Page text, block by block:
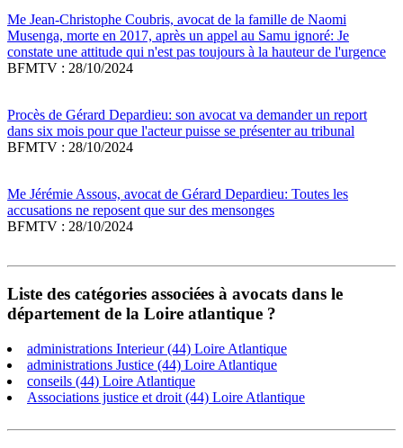
Me Jean-Christophe Coubris, avocat de la famille de Naomi
Musenga, morte en 2017, après un appel au Samu ignoré: Je
constate une attitude qui n'est pas toujours à la hauteur de l'urgence
BFMTV : 28/10/2024
Procès de Gérard Depardieu: son avocat va demander un report
dans six mois pour que l'acteur puisse se présenter au tribunal
BFMTV : 28/10/2024
Me Jérémie Assous, avocat de Gérard Depardieu: Toutes les
accusations ne reposent que sur des mensonges
BFMTV : 28/10/2024
Liste des catégories associées à avocats dans le
département de la Loire atlantique ?
administrations Interieur (44) Loire Atlantique
administrations Justice (44) Loire Atlantique
conseils (44) Loire Atlantique
Associations justice et droit (44) Loire Atlantique